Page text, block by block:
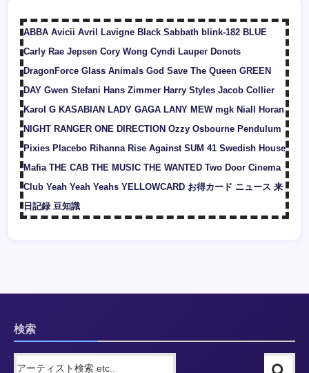
ABBA Avicii Avril Lavigne Black Sabbath blink-182 BLUE
Carly Rae Jepsen Cory Wong Cyndi Lauper Donots
DragonForce Glass Animals God Save The Queen GREEN
DAY Gwen Stefani Hans Zimmer Harry Styles Jacob Collier
Karol G KASABIAN LADY GAGA LANY MEW mgk Niall Horan
NIGHT RANGER ONE DIRECTION Ozzy Osbourne Pendulum
Pixies Placebo Rihanna Rise Against SUM 41 Swedish House
Mafia THE CAB THE MUSIC THE WANTED Two Door Cinema
Club Yeah Yeah Yeahs YELLOWCARD お得カード ニュース 来
日記録 豆知識
検索